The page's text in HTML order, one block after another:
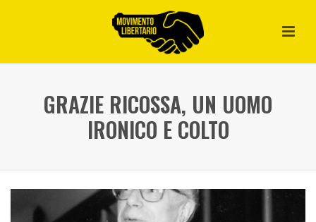
GRAZIE RICOSSA, UN UOMO
IRONICO E COLTO